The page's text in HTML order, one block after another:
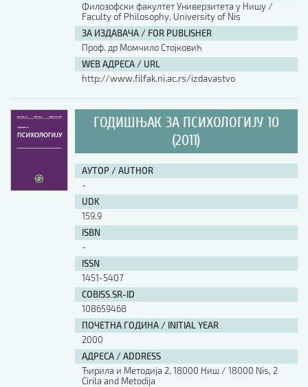
Филозофски факултет Универзитета у Нишу /
Faculty of Philosophy, University of Nis
ЗА ИЗДАВАЧА / FOR PUBLISHER
Проф. др Момчило Стојковић
WEB АДРЕСА / URL
http://www.filfak.ni.ac.rs/izdavastvo
ГОДИШЊАК ЗА ПСИХОЛОГИЈУ 10
(2011)
АУТОР / AUTHOR
-
UDK
159.9
ISBN
-
ISSN
1451-5407
COBISS.SR-ID
108659468
ПОЧЕТНА ГОДИНА / INITIAL YEAR
2000
АДРЕСА / ADDRESS
Ћирила и Методија 2, 18000 Ниш / 18000 Nis, 2
Cirila and Metodija